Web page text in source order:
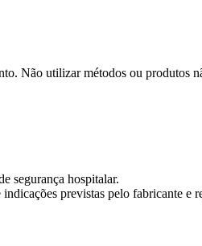
Não utilizar métodos ou produtos
segurança hospitalar.
previstas pelo fabricante e